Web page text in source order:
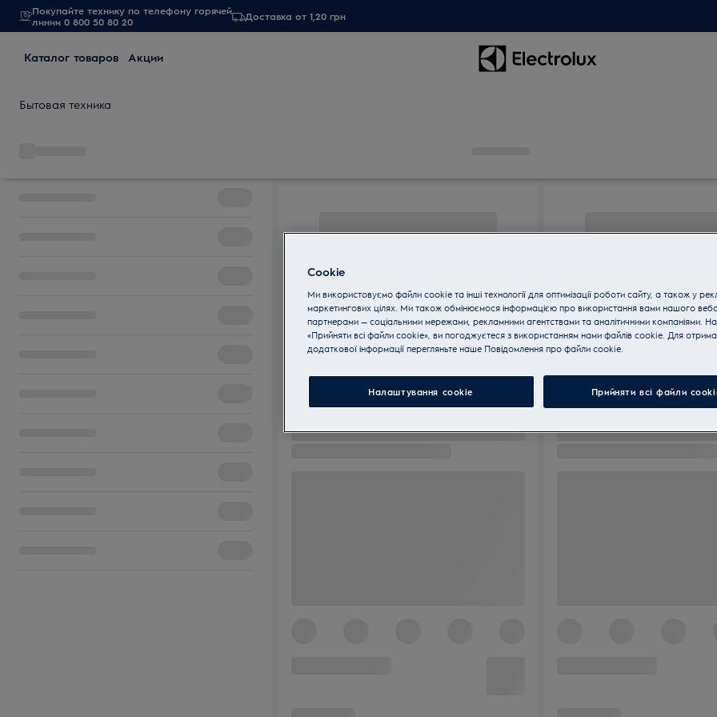
Покупайте технику по телефону горячей
линии 0 800 50 80 20
Доставка от 1,20 грн
Каталог товаров Акции
Бытовая техника
Cookie
Ми використовуємо файли cookie та інші технології для оптимізації роботи сайту, а також у
маркетингових цілях. Ми також обмінюємося інформацією про використання вами нашого
партнерами — соціальними мережами, рекламними агентствами та аналітичними компаніями.
«Прийняти всі файли cookie», ви погоджуєтеся з використанням нами файлів cookie. Для
додаткової інформації перегляньте наше Пoвідомлення прo файли cookie.
Налаштування cookie Прийняти всі файли